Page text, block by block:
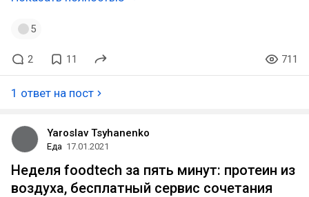
5
2 11 711
1 ответ на пост
Yaroslav Tsyhanenko
Еда 17.01.2021
Неделя foodtech за пять минут: протеин из
воздуха, бесплатный сервис сочетания